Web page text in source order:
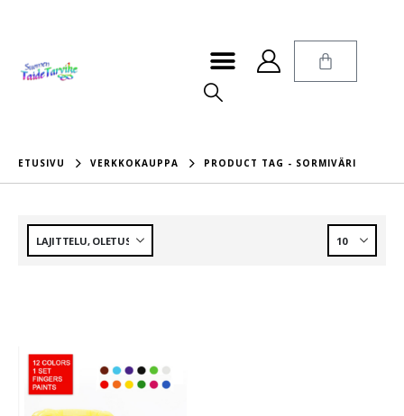
ETUSIVU VERKKOKAUPPA PRODUCT TAG - SORMIVÄRI